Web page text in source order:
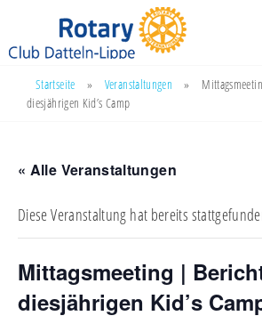
Startseite » Veranstaltungen »
diesjährigen Kid’s Camp
« Alle Veranstaltungen
Diese Veranstaltung hat bereits
Mittagsmeeting |
diesjährigen Kid’s